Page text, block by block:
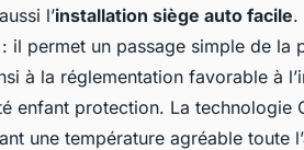
l’installation siège auto facile.
il permet un passage simple de
à la réglementation favorable à
enfant protection. La technologie
une température agréable toute